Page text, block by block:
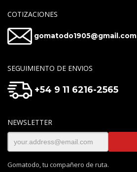
COTIZACIONES
gomatodo1905@gmail.com
SEGUIMIENTO DE ENVIOS
+54 9 11 6216-2565
NEWSLETTER
Gomatodo, tu compañero de ruta.